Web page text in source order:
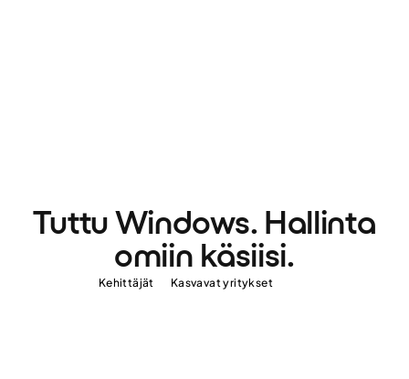
Tuttu Windows. Hallinta
omiin käsiisi.
Kehittäjät Kasvavat yritykset